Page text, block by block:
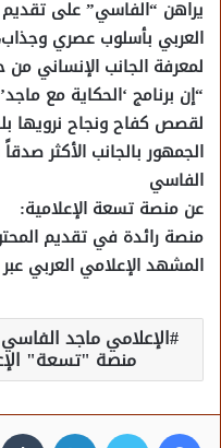
يراهن “الفاسي” على تقديم
العربي بأسلوب عصري
لمعرفة الجانب الإنساني
“إن برنامج ‘الحكاية مع
لقصص كفاح ونجاح نرويها
الجمهور بالجانب الأكثر
الفاسي
عن منصة تسعة الإعلامية:
منصة رائدة في تقديم
المشهد الإعلامي العربي
الإعلامي ماجد
منصة "تسعة"
فيسبوك تويتر لينكدإن